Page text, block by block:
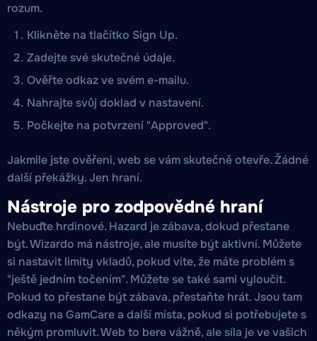
rozum.
Klikněte na tlačítko Sign Up.
Zadejte své skutečné údaje.
Ověřte odkaz ve svém e-mailu.
Nahrajte svůj doklad v nastavení.
Počkejte na potvrzení "Approved".
Jakmile jste ověřeni, web se vám skutečně otevře. Žádné
další překážky. Jen hraní.
Nástroje pro zodpovědné hraní
Nebuďte hrdinové. Hazard je zábava, dokud přestane
být. Wizardo má nástroje, ale musíte být aktivní. Můžete
si nastavit limity vkladů, pokud víte, že máte problém s
"ještě jedním točením". Můžete se také sami vyloučit.
Pokud to přestane být zábava, přestaňte hrát. Jsou tam
odkazy na GamCare a další místa, pokud si potřebujete s
někým promluvit. Web to bere vážně, ale síla je ve vašich